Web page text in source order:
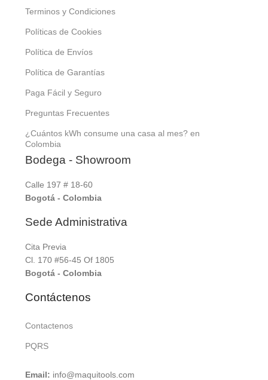
Terminos y Condiciones
Políticas de Cookies
Política de Envíos
Política de Garantías
Paga Fácil y Seguro
Preguntas Frecuentes
¿Cuántos kWh consume una casa al mes? en
Colombia
Bodega - Showroom
Calle 197 # 18-60
Bogotá - Colombia
Sede Administrativa
Cita Previa
Cl. 170 #56-45 Of 1805
Bogotá - Colombia
Contáctenos
Contactenos
PQRS
Email: info@maquitools.com